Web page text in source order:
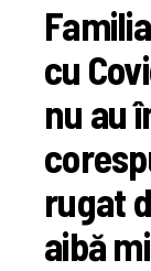
cu
nu au
rugat
aibă